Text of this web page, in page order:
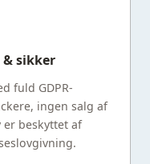
& sikker
fuld GDPR-
ingen salg af
beskyttet af